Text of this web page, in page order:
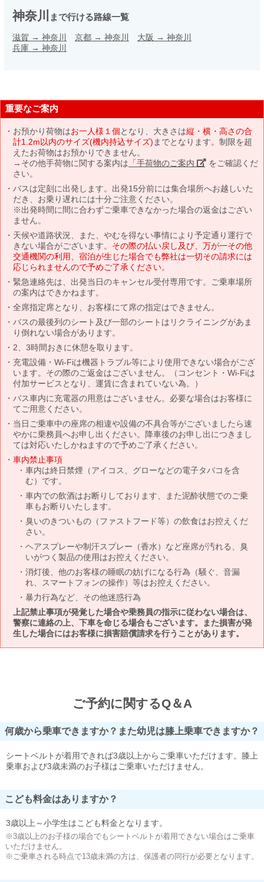
神奈川 まで行ける路線一覧
滋賀 → 神奈川 京都 → 神奈川 大阪 → 神奈川
兵庫 → 神奈川
重要なご案内
お預かり荷物はお一人様１個となり、大きさは縦・横・高さの合
計1.2m以内のサイズ(機内持込サイズ) までとなります。制限を超
えたお荷物はお預かりできません。
→その他手荷物に関する案内は 「手荷物のご案内」 をご確認くだ
さい。
バスは定刻に出発します。出発15分前には集合場所へお越しいた
だき、お乗り遅れには十分ご注意ください。
※出発時間に間に合わずご乗車できなかった場合の返金はござい
ません。
天候や道路状況、また、やむを得ない事情により予定通り運行で
きない場合がございます。 その際の払い戻し及び、万が一その他
交通機関の利用、宿泊が生じた場合でも弊社は一切その請求には
応じられませんので予めご了承ください。
緊急連絡先は、出発当日のキャンセル受付専用です。ご乗車場所
の案内はできかねます。
全席指定席となり、お客様にて席の指定はできません。
バスの最後列のシート及び一部のシートはリクライニングがあま
り倒れない場合があります。
2、3時間おきに休憩を取ります。
充電設備・Wi-Fiは機器トラブル等により使用できない場合がござ
います。その際のご返金はございません。（コンセント・Wi-Fiは
付加サービスとなり、運賃に含まれていない為。）
バス車内に充電器の用意はございません。必要な場合はお客様に
てご用意ください。
当日ご乗車中の座席の相違や設備の不具合等がございましたら速
やかに乗務員へお申し出ください。降車後のお申し出につきまし
ては対応いたしかねますので予めご了承ください。
車内禁止事項
車内は終日禁煙（アイコス、グローなどの電子タバコを含
む）です。
車内での飲酒はお断りしております、また泥酔状態でのご乗
車もお断りいたします。
臭いのきついもの（ファストフード等）の飲食はお控えくだ
さい。
ヘアスプレーや制汗スプレー（香水）など座席が汚れる、臭
いがつく製品の使用はお控えください。
消灯後、他のお客様の睡眠の妨げになる行為（騒ぐ、音漏
れ、スマートフォンの操作）等はお控えください。
暴力行為など、その他迷惑行為
上記禁止事項が発覚した場合や乗務員の指示に従わない場合は、
警察に連絡の上、下車を命じる場合もございます。また損害が発
生した場合にはお客様に損害賠償請求を行うことがあります。
ご予約に関するQ＆A
何歳から乗車できますか？また幼児は膝上乗車できますか？
シートベルトが着用できれば3歳以上からご乗車いただけます。膝上
乗車および3歳未満のお子様はご乗車いただけません。
こども料金はありますか？
3歳以上～小学生はこども料金となります。
※3歳以上のお子様の場合でもシートベルトが着用できない場合はご乗車
いただけません。
※ご乗車される時点で13歳未満の方は、保護者の同行が必要となります。